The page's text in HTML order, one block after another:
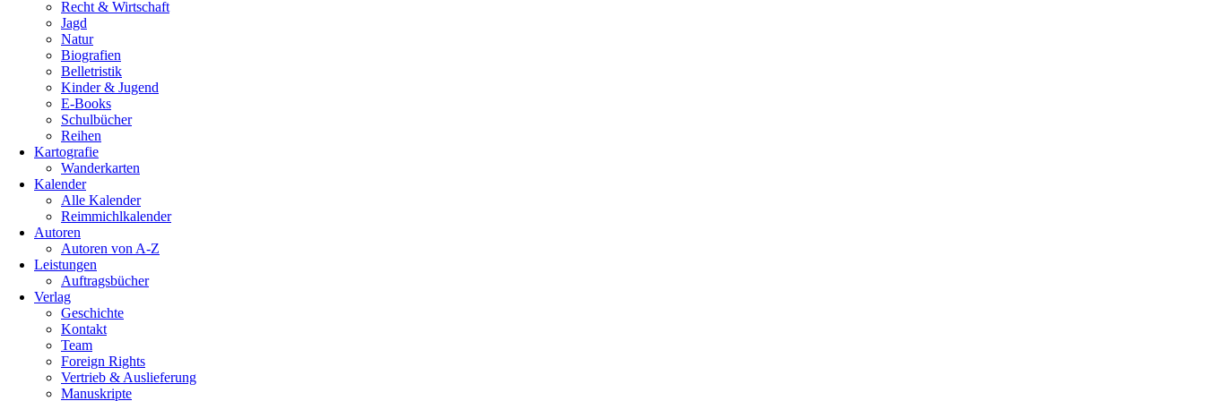
Recht & Wirtschaft
Jagd
Natur
Biografien
Belletristik
Kinder & Jugend
E-Books
Schulbücher
Reihen
Kartografie
Wanderkarten
Kalender
Alle Kalender
Reimmichlkalender
Autoren
Autoren von A-Z
Leistungen
Auftragsbücher
Verlag
Geschichte
Kontakt
Team
Foreign Rights
Vertrieb & Auslieferung
Manuskripte